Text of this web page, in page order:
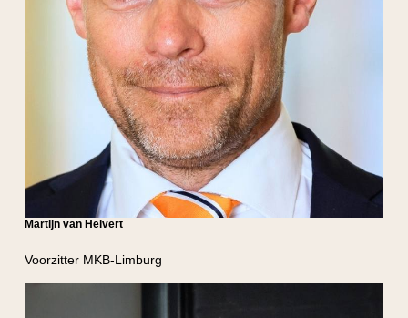
Voorzitter MKB-Limburg
Martijn van Helvert